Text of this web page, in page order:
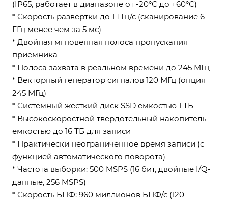
(IP65, работает в диапазоне от -20°С до +60°С)
* Скорость развертки до 1 ТГц/с (сканирование 6
ГГц менее чем за 5 мс)
* Двойная мгновенная полоса пропускания
приемника
* Полоса захвата в реальном времени до 245 МГц
* Векторный генератор сигналов 120 МГц (опция
245 МГц)
* Системный жесткий диск SSD емкостью 1 ТБ
* Высокоскоростной твердотельный накопитель
емкостью до 16 ТБ для записи
* Практически неограниченное время записи (с
функцией автоматического поворота)
* Частота выборки: 500 MSPS (16 бит, двойные I/Q-
данные, 256 MSPS)
* Скорость БПФ: 960 миллионов БПФ/с (120